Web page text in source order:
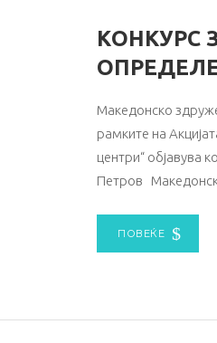
KОНКУРС
Македонско
рамките на
центри“ објавува
Петров
ПОВЕЌЕ